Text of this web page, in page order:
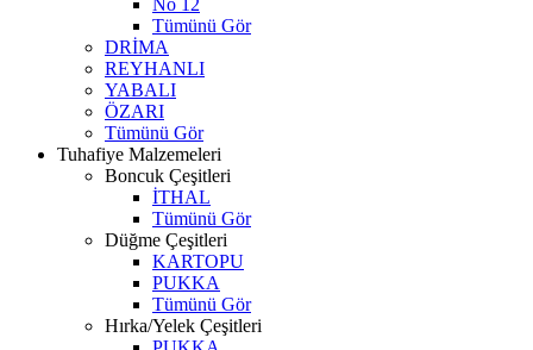
No 12
Tümünü Gör
DRİMA
REYHANLI
YABALI
ÖZARI
Tümünü Gör
Tuhafiye Malzemeleri
Boncuk Çeşitleri
İTHAL
Tümünü Gör
Düğme Çeşitleri
KARTOPU
PUKKA
Tümünü Gör
Hırka/Yelek Çeşitleri